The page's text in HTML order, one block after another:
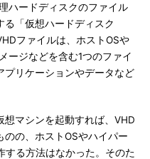
ハードディスクのファイル
る「仮想ハードディスク
ファイルは、ホストOSや
ージなどを含む1つのファイ
プリケーションやデータなど
マシンを起動すれば、VHD
の、ホストOSやハイパー
する方法はなかった。そのた